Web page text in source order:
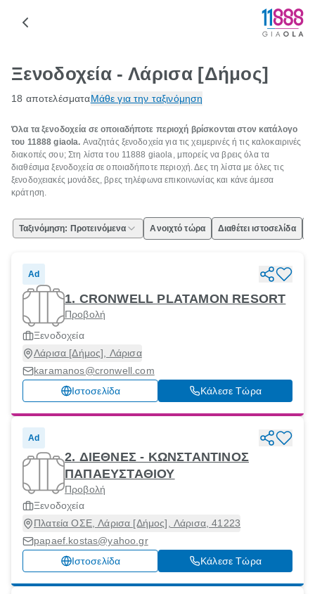
Ξενοδοχεία - Λάρισα [Δήμος]
18 αποτελέσματαΜάθε για την ταξινόμηση
Όλα τα ξενοδοχεία σε οποιαδήποτε περιοχή βρίσκονται στον κατάλογο
του 11888 giaola. Αναζητάς ξενοδοχεία για τις χειμερινές ή τις καλοκαιρινές
διακοπές σου; Στη λίστα του 11888 giaola, μπορείς να βρεις όλα τα
διαθέσιμα ξενοδοχεία σε οποιαδήποτε περιοχή. Δες τη λίστα με όλες τις
ξενοδοχειακές μονάδες, βρες τηλέφωνα επικοινωνίας και κάνε άμεσα
κράτηση.
Ταξινόμηση: Προτεινόμενα Ανοιχτό τώρα Διαθέτει ιστοσελίδα
Ad
1. CRONWELL PLATAMON RESORT
Προβολή
Ξενοδοχεία
Λάρισα [Δήμος], Λάρισα
karamanos@cronwell.com
Ιστοσελίδα
Κάλεσε Τώρα
Ad
2. ΔΙΕΘΝΕΣ - ΚΩΝΣΤΑΝΤΙΝΟΣ
ΠΑΠΑΕΥΣΤΑΘΙΟΥ
Προβολή
Ξενοδοχεία
Πλατεία ΟΣΕ, Λάρισα [Δήμος], Λάρισα, 41223
papaef.kostas@yahoo.gr
Ιστοσελίδα
Κάλεσε Τώρα